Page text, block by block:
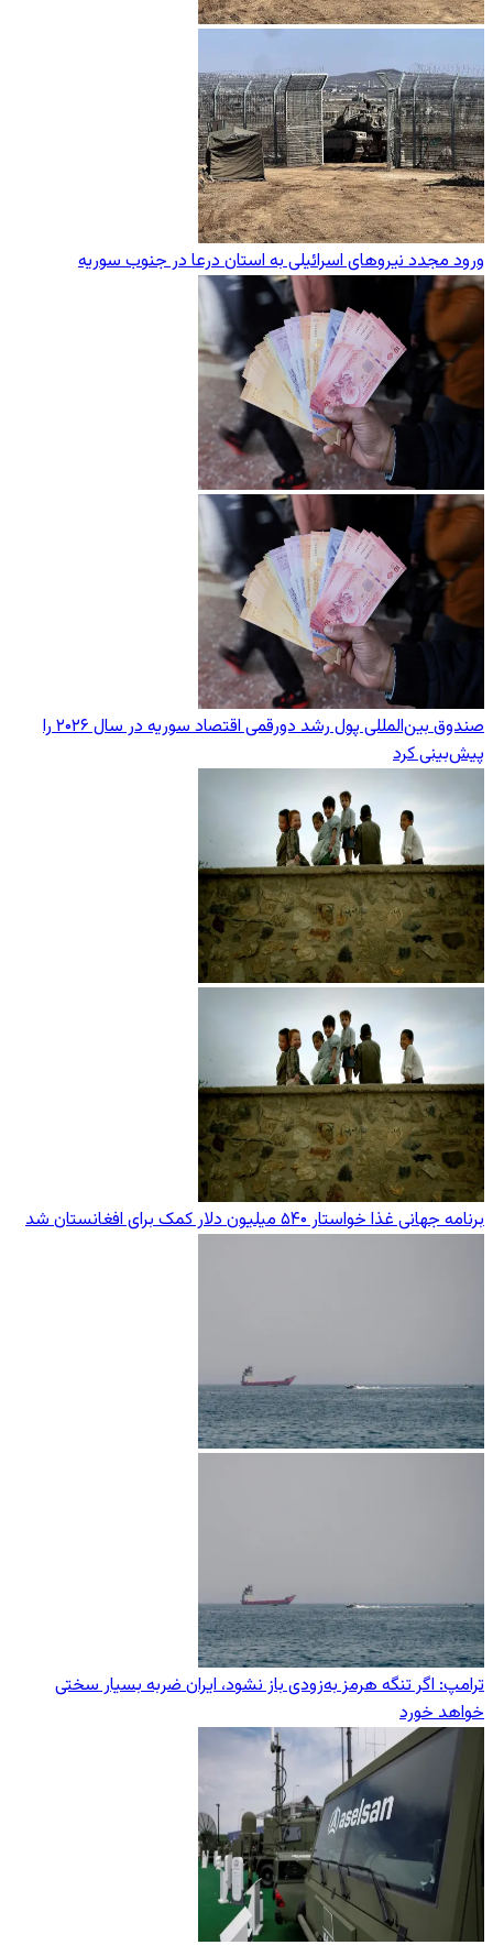
ورود مجدد نیروهای اسرائیلی به استان درعا در جنوب سوریه
صندوق بین‌المللی پول رشد دورقمی اقتصاد سوریه در سال ۲۰۲۶ را
پیش‌بینی کرد
برنامه جهانی غذا خواستار ۵۴۰ میلیون دلار کمک برای افغانستان شد
ترامپ: اگر تنگه هرمز به‌زودی باز نشود، ایران ضربه بسیار سختی
خواهد خورد